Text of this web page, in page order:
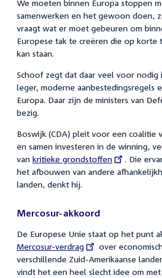
We moeten binnen Europa stoppen
samenwerken en het gewoon doen,
vraagt wat er moet gebeuren om
Europese tak te creëren die op korte
kan staan.
Schoof zegt dat daar veel voor nodig
leger, moderne aanbestedingsregels
Europa. Daar zijn de ministers van
bezig.
Boswijk (CDA) pleit voor een coalitie
en samen investeren in de winning,
van External
link:
kritieke grondstoffen
. Die
het afbouwen van andere
landen, denkt hij.
Mercosur-akkoord
De Europese Unie staat op het punt
Mercosur-verdrag
over
verschillende Zuid-Amerikaanse
vindt het een heel slecht idee om